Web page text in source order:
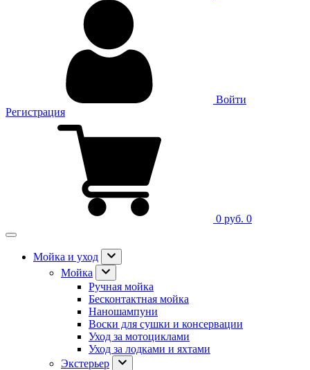
Войти
Регистрация
0 руб. 0
Мойка и уход
Мойка
Ручная мойка
Бесконтактная мойка
Наношампуни
Воски для сушки и консервации
Уход за мотоциклами
Уход за лодками и яхтами
Экстерьер